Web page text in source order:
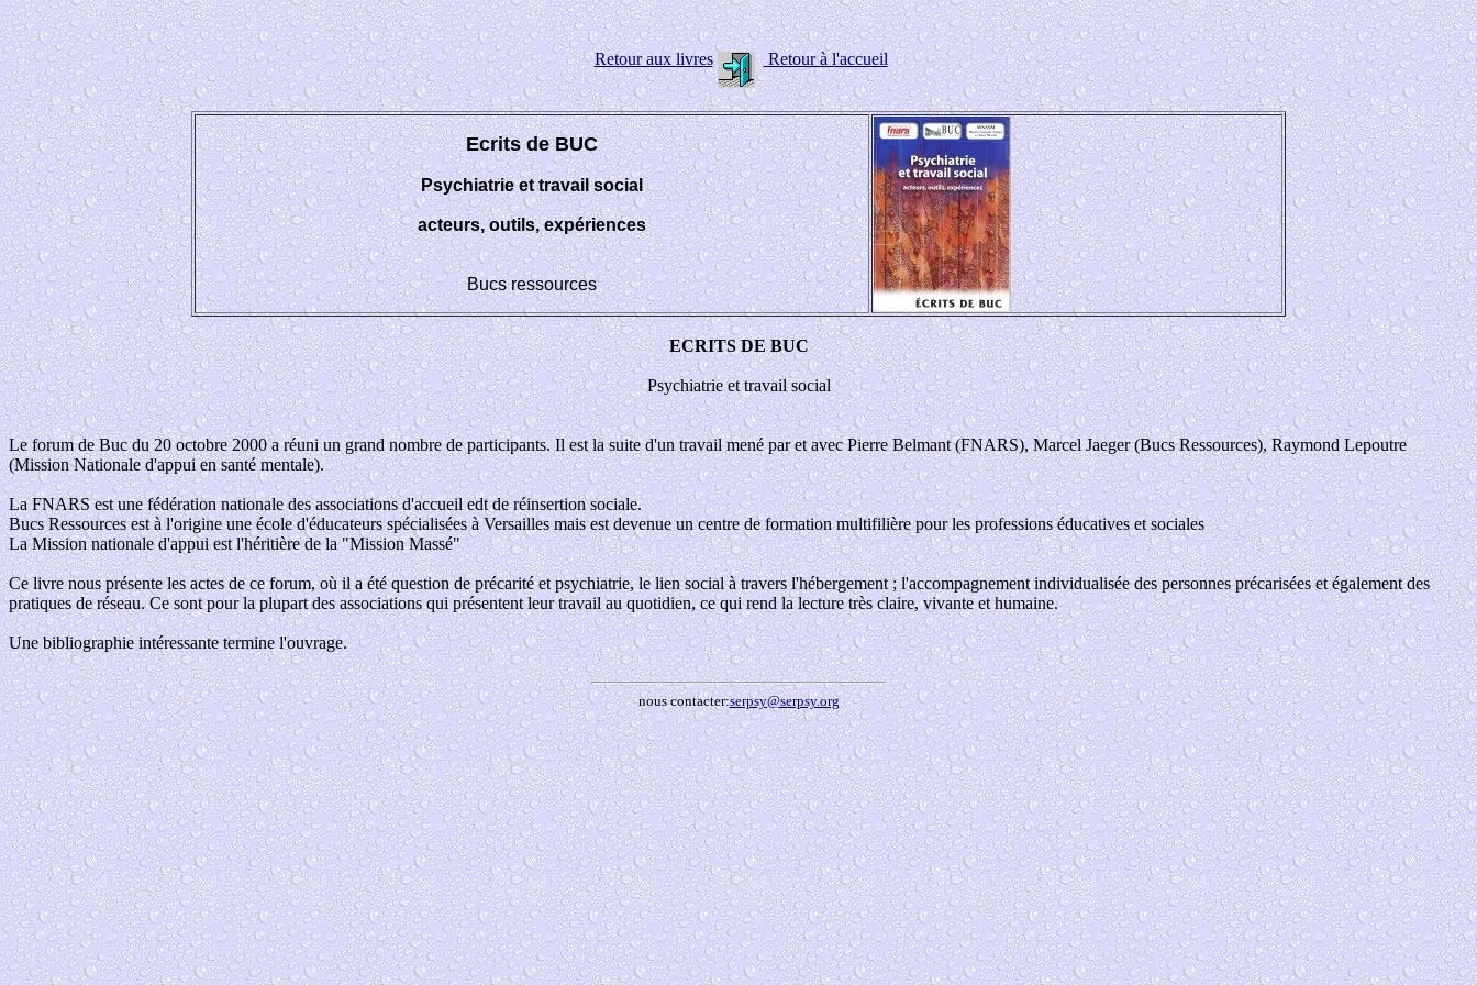
Retour aux livres Retour à l'accueil
Ecrits de BUC
Psychiatrie et travail social
acteurs, outils, expériences
Bucs ressources
ECRITS DE BUC
Psychiatrie et travail social
Le forum de Buc du 20 octobre 2000 a réuni un grand nombre de participants. Il est la suite d'un travail mené par et avec Pierre Belmant (FNARS), Marcel Jaeger (Bucs Ressources), Raymond Lepoutre
(Mission Nationale d'appui en santé mentale).
La FNARS est une fédération nationale des associations d'accueil edt de réinsertion sociale.
Bucs Ressources est à l'origine une école d'éducateurs spécialisées à Versailles mais est devenue un centre de formation multifilière pour les professions éducatives et sociales
La Mission nationale d'appui est l'héritière de la "Mission Massé"
Ce livre nous présente les actes de ce forum, où il a été question de précarité et psychiatrie, le lien social à travers l'hébergement ; l'accompagnement individualisée des personnes précarisées et également des
pratiques de réseau. Ce sont pour la plupart des associations qui présentent leur travail au quotidien, ce qui rend la lecture très claire, vivante et humaine.
Une bibliographie intéressante termine l'ouvrage.
nous contacter:serpsy@serpsy.org